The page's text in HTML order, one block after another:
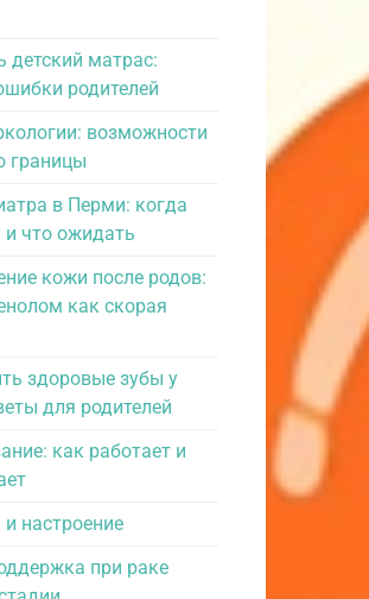
детский матрас:
родителей
возможности
границы
в Перми: когда
что ожидать
кожи после родов:
как скорая
здоровые зубы у
для родителей
как работает и
настроение
при раке